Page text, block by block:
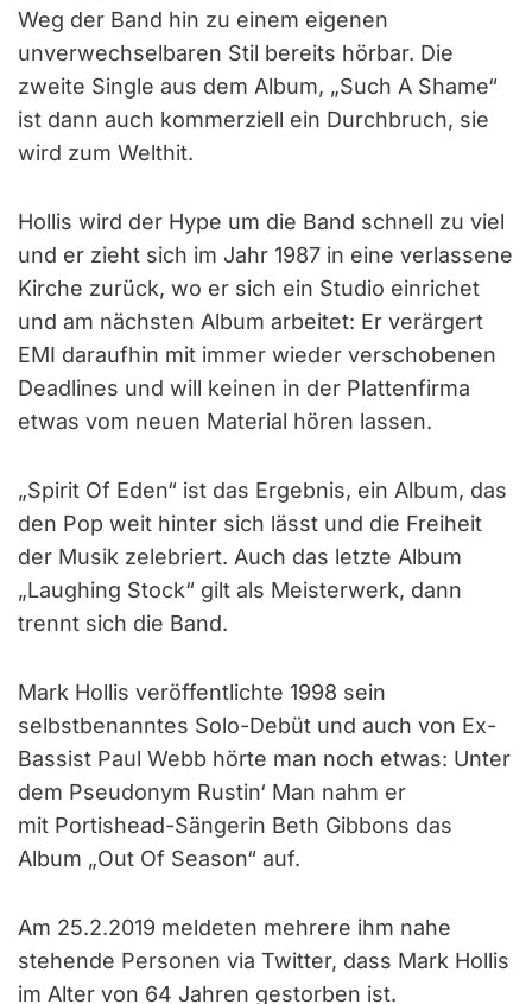
Weg der Band hin zu einem eigenen
unverwechselbaren Stil bereits hörbar. Die
zweite Single aus dem Album, „Such A Shame“
ist dann auch kommerziell ein Durchbruch, sie
wird zum Welthit.
Hollis wird der Hype um die Band schnell zu viel
und er zieht sich im Jahr 1987 in eine verlassene
Kirche zurück, wo er sich ein Studio einrichet
und am nächsten Album arbeitet: Er verärgert
EMI daraufhin mit immer wieder verschobenen
Deadlines und will keinen in der Plattenfirma
etwas vom neuen Material hören lassen.
„Spirit Of Eden“ ist das Ergebnis, ein Album, das
den Pop weit hinter sich lässt und die Freiheit
der Musik zelebriert. Auch das letzte Album
„Laughing Stock“ gilt als Meisterwerk, dann
trennt sich die Band.
Mark Hollis veröffentlichte 1998 sein
selbstbenanntes Solo-Debüt und auch von Ex-
Bassist Paul Webb hörte man noch etwas: Unter
dem Pseudonym Rustin‘ Man nahm er
mit Portishead-Sängerin Beth Gibbons das
Album „Out Of Season“ auf.
Am 25.2.2019 meldeten mehrere ihm nahe
stehende Personen via Twitter, dass Mark Hollis
im Alter von 64 Jahren gestorben ist.